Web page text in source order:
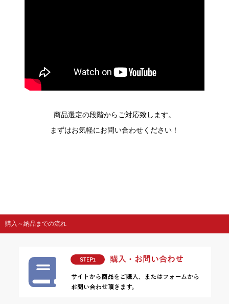
商品選定の段階からご対応致します。
まずはお気軽にお問い合わせください！
購入～納品までの流れ